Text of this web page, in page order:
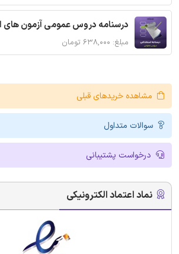
درسنامه دروس عمومی آزمون های
مبلغ: ۶۳۸,۰۰۰ تومان
مشاهده خریدهای قبلی
سوالات متداول
درخواست پشتیبانی
نماد اعتماد الکترونیکی